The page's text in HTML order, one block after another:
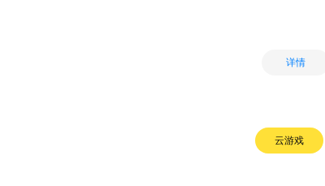
详情
云游戏